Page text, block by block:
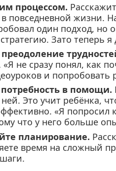
процессом.
повседневной жизни.
один подход, но
Зато теперь я
не сразу понял, как
и попробовать
в помощи.
ней. Это учит ребёнка,
«Я попросил
что у него больше
планирование.
время на сложный